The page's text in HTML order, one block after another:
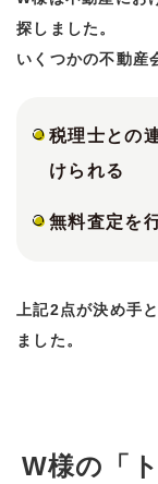
探しました。
いくつかの不動産
税理士との
けられる
無料査定を
上記2点が決め手
ました。
W様の「